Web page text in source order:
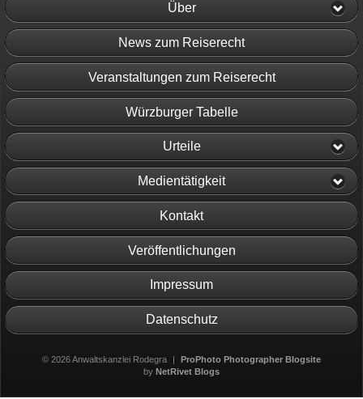
Über
News zum Reiserecht
Veranstaltungen zum Reiserecht
Würzburger Tabelle
Urteile
Medientätigkeit
Kontakt
Veröffentlichungen
Impressum
Datenschutz
© 2026 Anwaltskanzlei Rodegra |
ProPhoto Photographer Blogsite
by NetRivet Blogs